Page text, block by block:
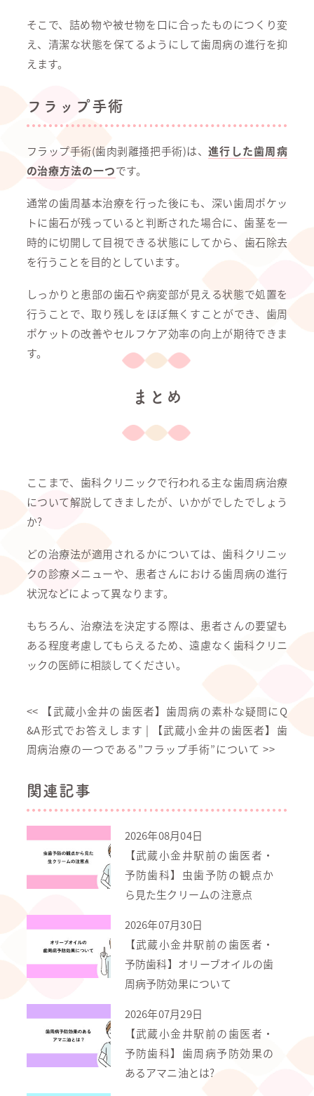
そこで、詰め物や被せ物を口に合ったものにつくり変
え、清潔な状態を保てるようにして歯周病の進行を抑
えます。
フラップ手術
フラップ手術(歯肉剥離掻把手術)は、進行した歯周病
の治療方法の一つです。
通常の歯周基本治療を行った後にも、深い歯周ポケッ
トに歯石が残っていると判断された場合に、歯茎を一
時的に切開して目視できる状態にしてから、歯石除去
を行うことを目的としています。
しっかりと患部の歯石や病変部が見える状態で処置を
行うことで、取り残しをほぼ無くすことができ、歯周
ポケットの改善やセルフケア効率の向上が期待できま
す。
まとめ
ここまで、歯科クリニックで行われる主な歯周病治療
について解説してきましたが、いかがでしたでしょう
か?
どの治療法が適用されるかについては、歯科クリニッ
クの診療メニューや、患者さんにおける歯周病の進行
状況などによって異なります。
もちろん、治療法を決定する際は、患者さんの要望も
ある程度考慮してもらえるため、遠慮なく歯科クリニ
ックの医師に相談してください。
<< 【武蔵小金井の歯医者】歯周病の素朴な疑問にQ
&A形式でお答えします |
【武蔵小金井の歯医者】歯
周病治療の一つである”フラップ手術”について>>
関連記事
2026年08月04日
【武蔵小金井駅前の歯医者・
予防歯科】虫歯予防の観点か
ら見た生クリームの注意点
2026年07月30日
【武蔵小金井駅前の歯医者・
予防歯科】オリーブオイルの歯
周病予防効果について
2026年07月29日
【武蔵小金井駅前の歯医者・
予防歯科】歯周病予防効果の
あるアマニ油とは?